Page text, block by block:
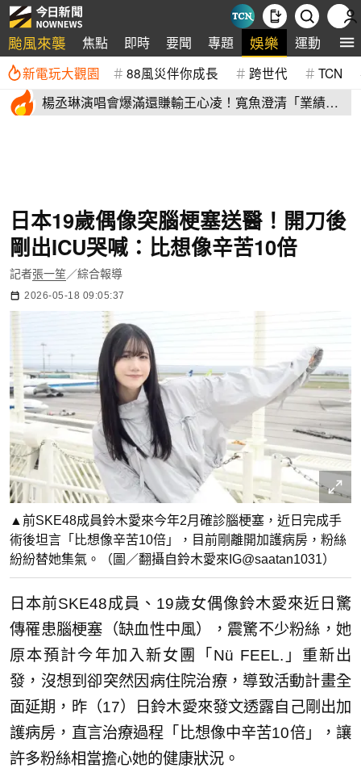
颱風來襲 焦點 即時 要聞 專題 娛樂 運動 全
新電玩大觀園 88風災伴你成長 跨世代 TCN
楊丞琳演唱會爆滿還賺輸王心凌！寬魚澄清「業績沒
日本19歲偶像突腦梗塞送醫！開刀後
剛出ICU哭喊：比想像辛苦10倍
記者張一笙／綜合報導
2026-05-18 09:05:37
▲前SKE48成員鈴木愛來今年2月確診腦梗塞，近日完成手
術後坦言「比想像辛苦10倍」，目前剛離開加護病房，粉絲
紛紛替她集氣。（圖／翻攝自鈴木愛來IG@saatan1031）
日本前SKE48成員、19歲女偶像鈴木愛來近日驚
傳罹患腦梗塞（缺血性中風），震驚不少粉絲，她
原本預計今年加入新女團「Nü FEEL.」重新出
發，沒想到卻突然因病住院治療，導致活動計畫全
面延期，昨（17）日鈴木愛來發文透露自己剛出加
護病房，直言治療過程「比想像中辛苦10倍」，讓
許多粉絲相當擔心她的健康狀況。